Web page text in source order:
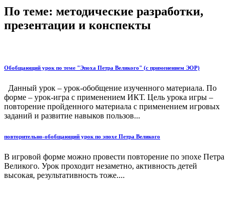
По теме: методические разработки,
презентации и конспекты
Обобщающий урок по теме "Эпоха Петра Великого" (с применением ЭОР)
Данный урок – урок-обобщение изученного материала. По
форме – урок-игра с применением ИКТ. Цель урока игры –
повторение пройденного материала с применением игровых
заданий и развитие навыков пользов...
повторительно-обобщающий урок по эпохе Петра Великого
В игровой форме можно провести повторение по эпохе Петра
Великого. Урок проходит незаметно, активность детей
высокая, результативность тоже....